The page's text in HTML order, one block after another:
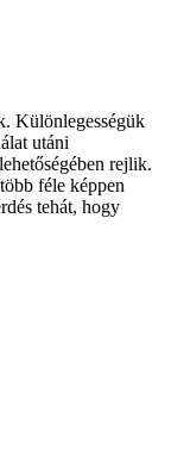
Különlegességük
utáni
rejlik.
féle képpen
tehát, hogy